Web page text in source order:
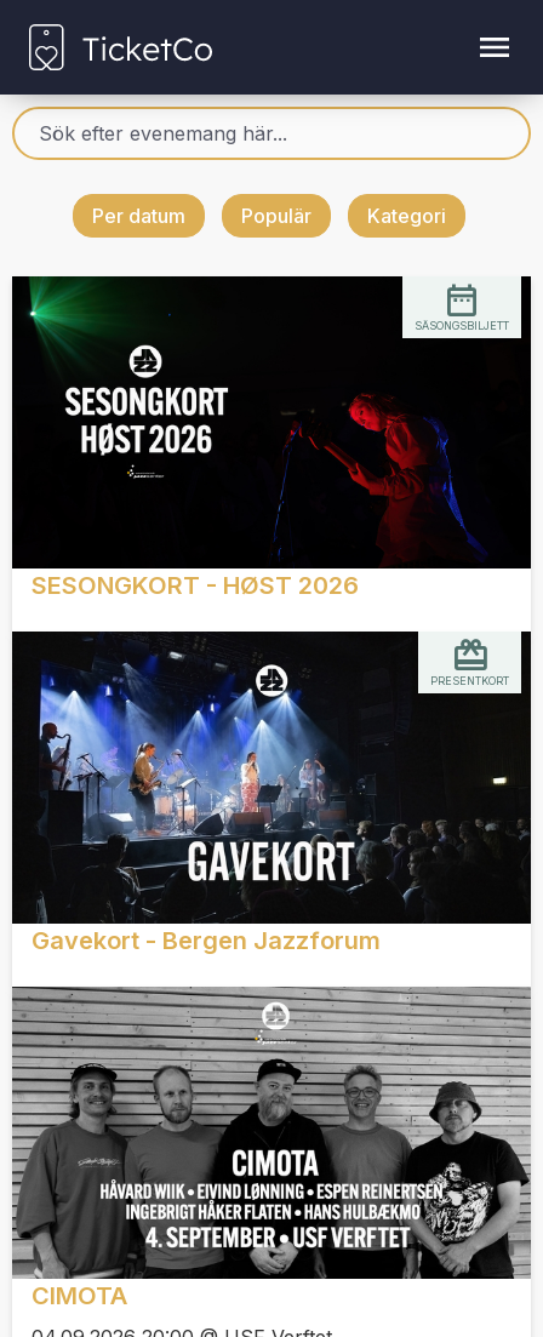
Per datum Populär Kategori
SESONGKORT - HØST 2026
SÄSONGSBILJETT
Gavekort - Bergen Jazzforum
PRESENTKORT
CIMOTA